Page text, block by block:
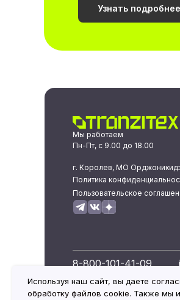
Узнать подробнее
Мы работаем
Пн-Пт, с 9.00 до 18.00
г. Королев, МО
Политика
Пользовательское
8-800-101-41-09
Используя наш сайт, вы даете
обработку файлов cookie. Также мы